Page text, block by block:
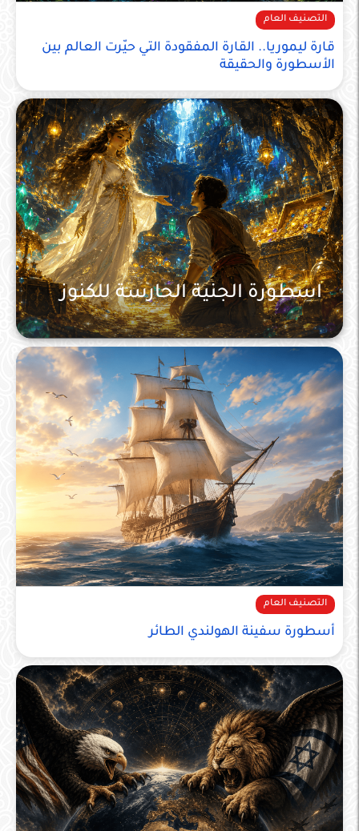
التصنيف العام
قارة ليموريا.. القارة المفقودة التي حيّرت العالم بين
الأسطورة والحقيقة
التصنيف العام
اسطورة الجنية الحارسة للكنوز
التصنيف العام
أسطورة سفينة الهولندي الطائر